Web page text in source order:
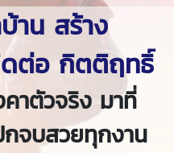
าน สร้าง
ดต่อ กิตติฤทธิ์
าตัวจริง มาที่
จบสวยทุกงาน